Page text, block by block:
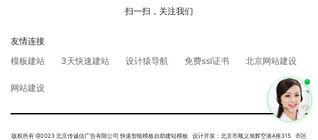
扫一扫，关注我们
友情连接
模板建站
3天快速建站 设计猿导航 免费ssl证书 北京网站建设
网站建设
版权所有 @2023 北京传诚信广告有限公司 快速智能模板自助建站模板 设计开发：北京市顺义旭辉空港A座315 市区